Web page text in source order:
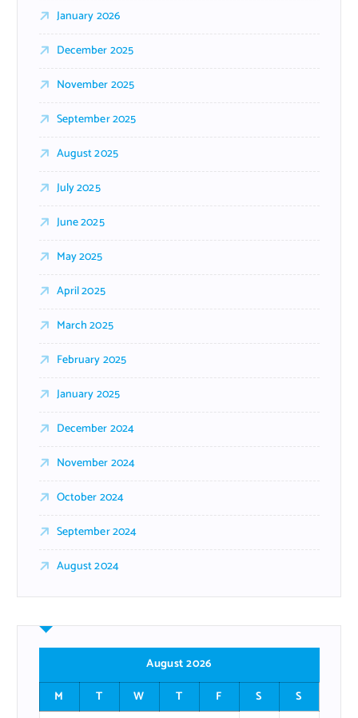
January 2026
December 2025
November 2025
September 2025
August 2025
July 2025
June 2025
May 2025
April 2025
March 2025
February 2025
January 2025
December 2024
November 2024
October 2024
September 2024
August 2024
August 2026
M
T W T F S
S